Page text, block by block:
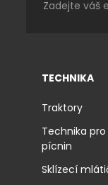
TECHNIKA
Traktory
Technika pro
pícnin
Sklízecí